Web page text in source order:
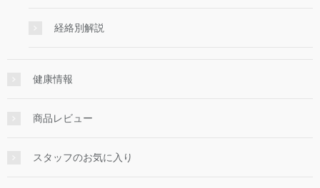
経絡別解説
健康情報
商品レビュー
スタッフのお気に入り